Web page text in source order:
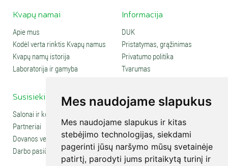
Mes naudojame slapukus
Mes naudojame slapukus ir kitas
stebėjimo technologijas, siekdami
pagerinti jūsų naršymo mūsų svetainėje
patirtį, parodyti jums pritaikytą turinį ir
Kvapų namai
Apie mus
Kodėl verta rinktis Kvapų namus
Kvapų namų istorija
Laboratorija ir gamyba
Informacija
DUK
Pristatymas, grąžinimas
Privatumo politika
Tvarumas
Susisiekite
Salonai ir kontaktai
Partneriai
Dovanos verslui
Darbo pasiūlymai
Social media